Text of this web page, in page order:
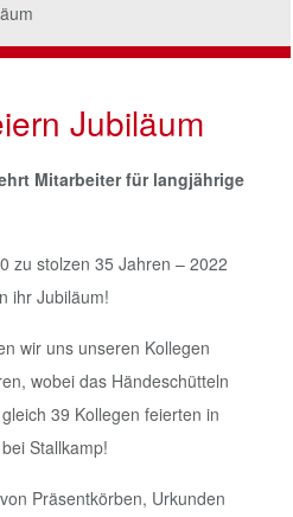
Jubiläum
Mitarbeiter für langjährige
zu stolzen 35 Jahren – 2022
ihr Jubiläum!
wir uns unseren Kollegen
wobei das Händeschütteln
39 Kollegen feierten in
Stallkamp!
Präsentkörben, Urkunden